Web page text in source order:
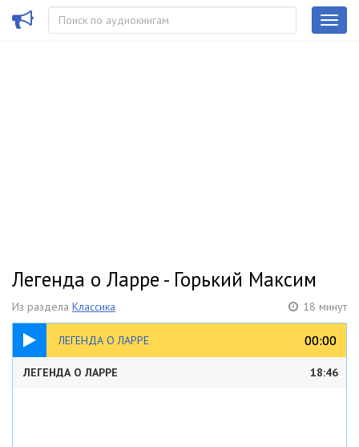
Легенда о Ларре - Горький Максим
Из раздела Классика 18 минут
ЛЕГЕНДА О ЛАРРЕ 00:00
00:00
18:46
ЛЕГЕНДА О ЛАРРЕ 18:46